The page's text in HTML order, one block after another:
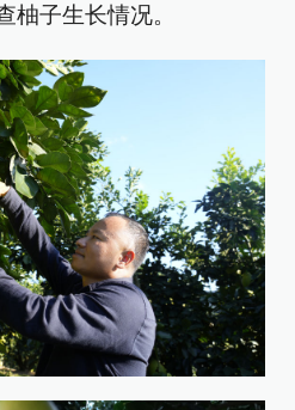
柚子生长情况。